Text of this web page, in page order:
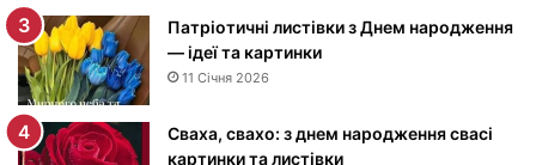
н
а
р
о
д
ж
Патріотичні листівки з Днем народження
— ідеї та картинки
11 Січня 2026
Сваха, свахо: з днем народження свасі
картинки та листівки